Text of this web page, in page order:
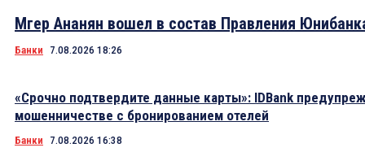
Мгер Ананян вошел в состав Правления
Банки 7.08.2026 18:26
«Срочно подтвердите данные карты»: IDBank
мошенничестве с бронированием отелей
Банки 7.08.2026 16:38